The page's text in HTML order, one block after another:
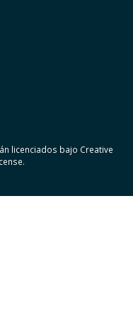
licenciados bajo Creative